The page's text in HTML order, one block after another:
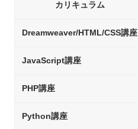
カリキュラム
Dreamweaver/HTML/CSS講座
JavaScript講座
PHP講座
Python講座